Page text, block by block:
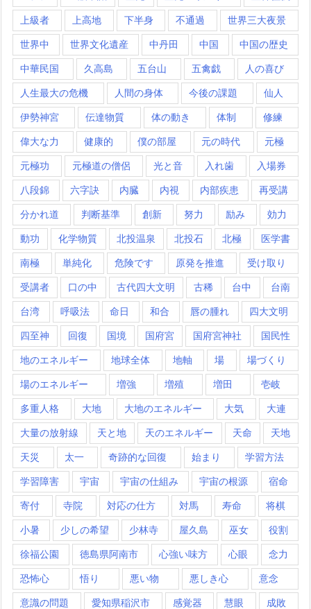
上級者 上高地 下半身 不通過 世界三大夜景
世界中 世界文化遺産 中丹田 中国 中国の歴史
中華民国 久高島 五台山 五禽戯 人の喜び
人生最大の危機 人間の身体 今後の課題 仙人
伊勢神宮 伝達物質 体の動き 体制 修練
偉大な力 健康的 僕の部屋 元の時代 元極
元極功 元極道の僧侶 光と音 入れ歯 入場券
八段錦 六字訣 内臓 内視 内部疾患 再受講
分かれ道 判断基準 創新 努力 励み 効力
動功 化学物質 北投温泉 北投石 北極 医学書
南極 単純化 危険です 原発を推進 受け取り
受講者 口の中 古代四大文明 古稀 台中 台南
台湾 呼吸法 命日 和合 唇の腫れ 四大文明
四至神 回復 国境 国府宮 国府宮神社 国民性
地のエネルギー 地球全体 地軸 場 場づくり
場のエネルギー 増強 増殖 増田 壱岐
多重人格 大地 大地のエネルギー 大気 大連
大量の放射線 天と地 天のエネルギー 天命 天地
天災 太一 奇跡的な回復 始まり 学習方法
学習障害 宇宙 宇宙の仕組み 宇宙の根源 宿命
寄付 寺院 対応の仕方 対馬 寿命 将棋
小暑 少しの希望 少林寺 屋久島 巫女 役割
徐福公園 徳島県阿南市 心強い味方 心眼 念力
恐怖心 悟り 悪い物 悪しき心 意念
意識の問題 愛知県稲沢市 感覚器 慧眼 成敗